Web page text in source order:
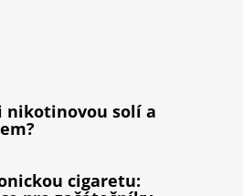
nikotinovou solí a
cigaretu: